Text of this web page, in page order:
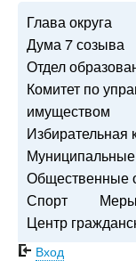
Глава округа
Дума 7 созыва
Отдел
Комитет по
имуществом
Избирательная
Общественные
Спорт
Центр
Вход